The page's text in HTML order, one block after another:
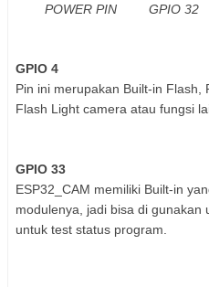
POWER PIN
GPIO 32
GPIO 4
Pin ini merupakan Built-in Flash,
Flash Light camera atau fungsi
GPIO 33
ESP32_CAM memiliki Built-in
modulenya, jadi bisa di gunakan
untuk test status program.